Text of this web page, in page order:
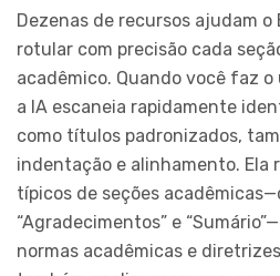
Dezenas de recursos ajudam
rotular com precisão cada
acadêmico. Quando você faz
a IA escaneia rapidamente
como títulos padronizados,
indentação e alinhamento. Ela
típicos de seções
“Agradecimentos” e
normas acadêmicas e